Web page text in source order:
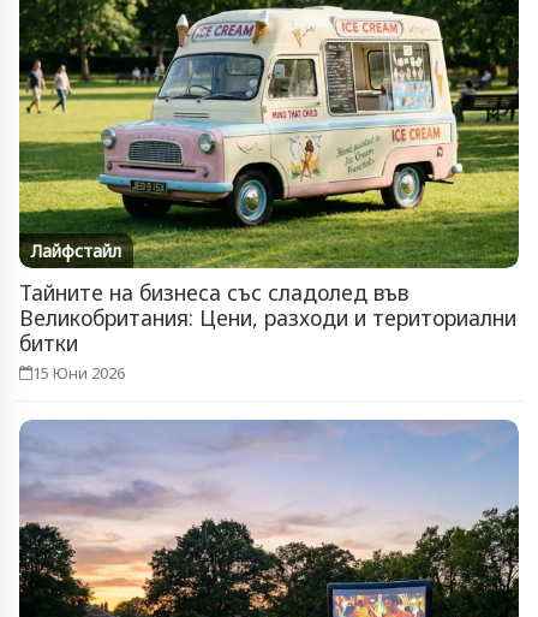
Лайфстайл
Тайните на бизнеса със сладолед във
Великобритания: Цени, разходи и териториални
битки
15 Юни 2026